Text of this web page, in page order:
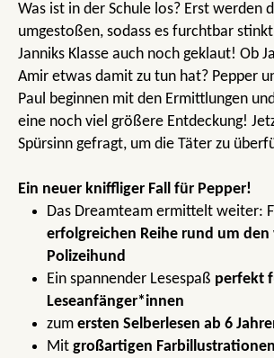
Was ist in der Schule los? Erst werden
umgestoßen, sodass es furchtbar
Janniks Klasse auch noch geklaut! Ob
Amir etwas damit zu tun hat? Pepper
Paul beginnen mit den Ermittlungen
eine noch viel größere Entdeckung!
Spürsinn gefragt, um die Täter zu
Ein neuer kniffliger Fall für Pepper!
Das Dreamteam ermittelt weiter:
erfolgreichen Reihe rund um den
Polizeihund
Ein spannender Lesespaß perfekt
Leseanfänger*innen
zum ersten Selberlesen ab 6
Mit großartigen Farbillustrationen